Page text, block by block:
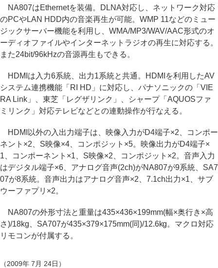
NA807はEthernetを装備。DLNA対応し、ネットワーク対応
のPCやLAN HDD内の音楽再生が可能。WMP 11などのミュー
ジックサーバー機能を利用し、WMA/MP3/WAV/AAC形式のオ
ーディオファイルやインターネットラジオの再生に対応する。
また24bit/96kHzの音源再生もできる。
HDMIは入力6系統、出力1系統と共通。HDMIを利用したAV
システム連携機能「RI HD」に対応し、パナソニックの「VIE
RA Link」、東芝「レグザリンク」、シャープ「AQUOSファ
ミリンク」対応テレビなどとの連動操作が行なえる。
HDMI以外の入出力端子は、映像入力がD4端子×2、コンポー
ネント×2、S映像×4、コンポジット×5。映像出力がD4端子×
1、コンポーネント×1、S映像×2、コンポジット×2。音声入力
はデジタル端子×6、アナログ音声(2ch)がNA807が9系統、SA7
07が8系統。音声出力はアナログ音声×2、7.1ch出力×1、サブ
ウーファプリ×2。
NA807の外形寸法と重量は435×436×199mm(幅×奥行き×高
さ)/18kg、SA707が435×379×175mm(同)/12.6kg。マクロ対応
リモコンが付属する。
（2009年 7月 24日）